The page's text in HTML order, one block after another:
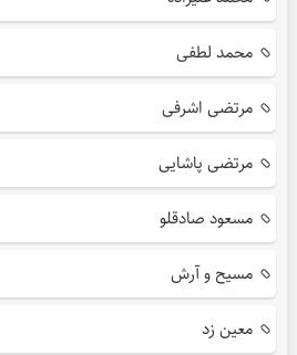
محمد لطفی
مرتضی اشرفی
مرتضی پاشایی
مسعود صادقلو
مسیح و آرش
معین زد